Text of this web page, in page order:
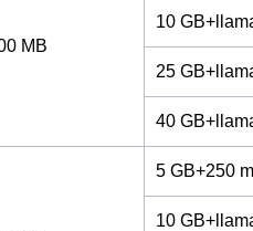
MB
10
25
40
5 GB+250
10